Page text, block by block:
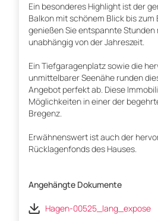
Ein besonderes Highlight ist der
Balkon mit schönem Blick bis zum
genießen Sie entspannte Stunden
unabhängig von der Jahreszeit.
Ein Tiefgaragenplatz sowie die
unmittelbarer Seenähe runden
Angebot perfekt ab. Diese
Möglichkeiten in einer der
Bregenz.
Erwähnenswert ist auch der
Rücklagenfonds des Hauses.
Angehängte Dokumente
Hagen-00525_lang_expose